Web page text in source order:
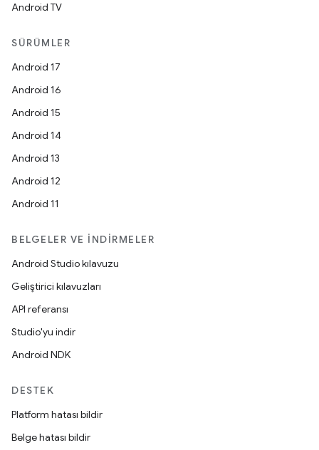
Android TV
SÜRÜMLER
Android 17
Android 16
Android 15
Android 14
Android 13
Android 12
Android 11
BELGELER VE İNDIRMELER
Android Studio kılavuzu
Geliştirici kılavuzları
API referansı
Studio'yu indir
Android NDK
DESTEK
Platform hatası bildir
Belge hatası bildir